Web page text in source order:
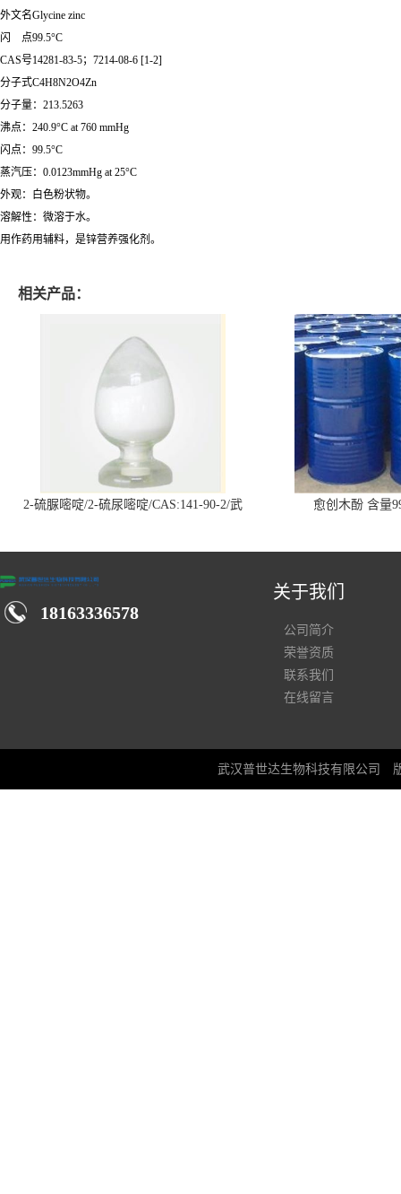
外文名Glycine zinc
闪 点99.5°C
CAS号14281-83-5；7214-08-6 [1-2]
分子式C4H8N2O4Zn
分子量：213.5263
沸点：240.9°C at 760 mmHg
闪点：99.5°C
蒸汽压：0.0123mmHg at 25°C
外观：白色粉状物。
溶解性：微溶于水。
用作药用辅料，是锌营养强化剂。
相关产品：
2-硫脲嘧啶/2-硫尿嘧啶/CAS:141-90-2/武
愈创木酚 含量
18163336578
关于我们
公司简介
荣誉资质
联系我们
在线留言
武汉普世达生物科技有限公司